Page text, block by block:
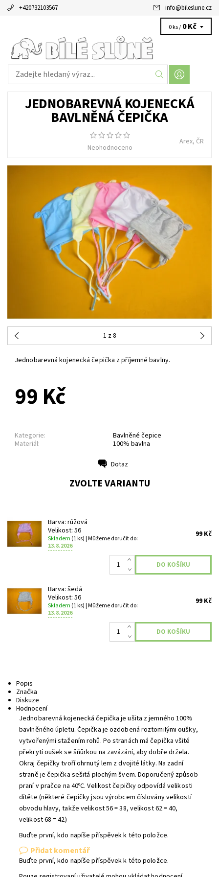
+420732103567 info@bileslune.cz
0 ks / 0 Kč
JEDNOBAREVNÁ KOJENECKÁ
BAVLNĚNÁ ČEPIČKA
Neohodnoceno
Arex, ČR
1 z 8
Jednobarevná kojenecká čepička z příjemné bavlny.
99 Kč
Kategorie:
Bavlněné čepice
Materiál:
100% bavlna
Dotaz
ZVOLTE VARIANTU
Barva: růžová
Velikost: 56
Skladem (1 ks)| Můžeme doručit do:
13.8.2026
99 Kč
Barva: šedá
Velikost: 56
Skladem (1 ks)| Můžeme doručit do:
13.8.2026
99 Kč
Popis
Značka
Diskuze
Hodnocení
Jednobarevná kojenecká čepička je ušita z jemného 100%
bavlněného úpletu. Čepička je ozdobená roztomilými oušky,
vytvořenými stažením rohů. Po stranách má čepička všité
překrytí oušek se šňůrkou na zavázání, aby dobře držela.
Okraj čepičky tvoří ohrnutý lem z dvojité látky. Na zadní
straně je čepička sešitá plochým švem. Doporučený způsob
praní v pračce na 40ᵒC. Velikost čepičky odpovídá velikosti
dítěte (některé čepičky jsou výrobcem číslovány velikostí
obvodu hlavy, takže velikost 56 = 38, velikost 62 = 40,
velikost 68 = 42)
Buďte první, kdo napíše příspěvek k této položce.
Přidat komentář
Buďte první, kdo napíše příspěvek k této položce.